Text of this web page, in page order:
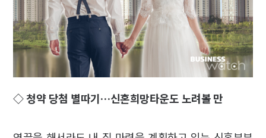
◇ 청약 당첨 별따기…신혼희망타운도 노려볼 만